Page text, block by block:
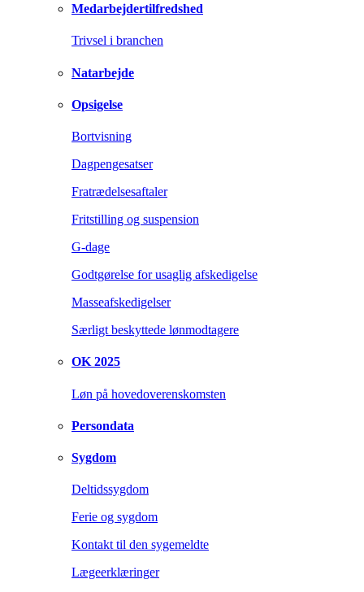
Medarbejdertilfredshed
Trivsel i branchen
Natarbejde
Opsigelse
Bortvisning
Dagpengesatser
Fratrædelsesaftaler
Fritstilling og suspension
G-dage
Godtgørelse for usaglig afskedigelse
Masseafskedigelser
Særligt beskyttede lønmodtagere
OK 2025
Løn på hovedoverenskomsten
Persondata
Sygdom
Deltidssygdom
Ferie og sygdom
Kontakt til den sygemeldte
Lægeerklæringer